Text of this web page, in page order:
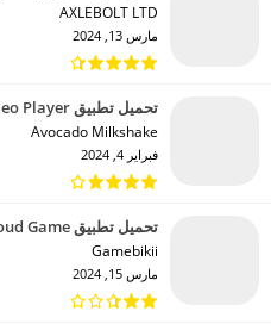
AXLEBOLT LTD‏
مارس 13, 2024
تحميل تطبيق Provid Video Player مهكر للاندرويد 2024
Avocado Milkshake‏
فبراير 4, 2024
تحميل تطبيق Bikii Cloud Game مهكر للاندرويد 2024
Gamebikii‏
مارس 15, 2024